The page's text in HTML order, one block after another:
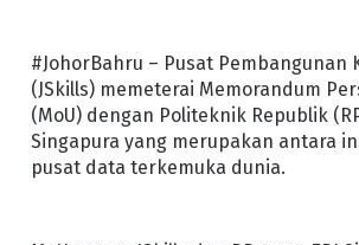
#JohorBahru – Pusat Pembangunan
(JSkills) memeterai Memorandum
(MoU) dengan Politeknik Republik
Singapura yang merupakan antara
pusat data terkemuka dunia.